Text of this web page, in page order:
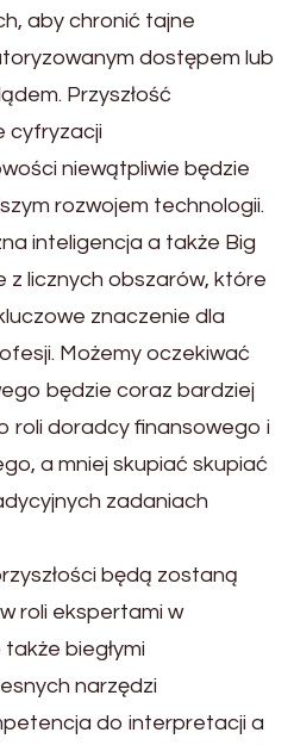
aby chronić tajne
dostępem lub
Przyszłość
cyfryzacji
niewątpliwie będzie
rozwojem technologii.
inteligencja a także Big
licznych obszarów, które
znaczenie dla
Możemy oczekiwać
będzie coraz bardziej
roli doradcy finansowego i
a mniej skupiać skupiać
zadaniach
będą zostaną
roli ekspertami w
biegłymi
narzędzi
do interpretacji a